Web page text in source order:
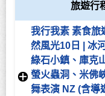
旅遊行
我行我素 素食旅
然風光10日 | 冰
綠石小鎮、庫克
螢火蟲洞、米佛
舞表演 NZ (含導